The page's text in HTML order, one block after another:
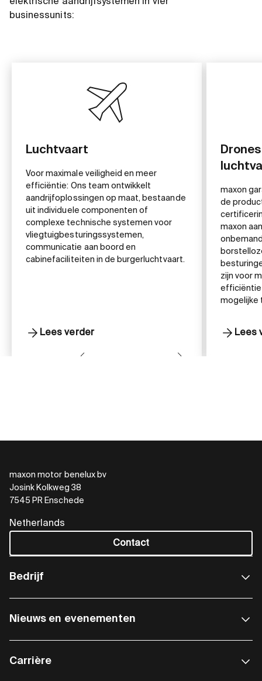
elektrische aandrijfsystemen in vier
businessunits:
Luchtvaart
Voor maximale veiligheid en meer
efficiëntie: Ons team ontwikkelt
aandrijfoplossingen op maat, bestaande
uit individuele componenten of
complexe technische systemen voor
vliegtuigbesturingssystemen,
communicatie aan boord en
cabinefaciliteiten in de burgerluchtvaart.
Lees verder
maxon
de
maxon
zijn voor
efficiëntie
mogelijke
Lees
maxon motor benelux bv
Josink Kolkweg 38
7545 PR Enschede
Netherlands
Contact
Bedrijf
Nieuws en evenementen
Carrière